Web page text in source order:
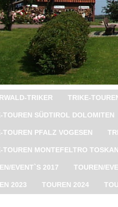
TRIKER TRIKE-
TOUREN SÜDTIROL DOLOMITEN
TOUREN PFALZ VOGESEN
TOUREN MONTEFELTRO
EVENT`S 2017 TOUREN/
2023 TOUREN 2024